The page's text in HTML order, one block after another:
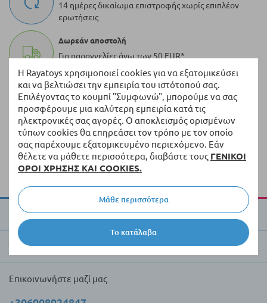
Η Rayatoys χρησιμοποιεί cookies για να εξατομικεύσει
και να βελτιώσει την εμπειρία του ιστότοπού σας.
Επιλέγοντας το κουμπί "Συμφωνώ", μπορούμε να σας
προσφέρουμε μια καλύτερη εμπειρία κατά τις
ηλεκτρονικές σας αγορές. Ο αποκλεισμός ορισμένων
τύπων cookies θα επηρεάσει τον τρόπο με τον οποίο
σας παρέχουμε εξατομικευμένο περιεχόμενο. Εάν
θέλετε να μάθετε περισσότερα, διαβάστε τους ΓΕΝΙΚΟΙ
ΟΡΟΙ ΧΡΗΣΗΣ ΚΑΙ COOKIES.
Το κατάλαβα
Μάθε περισσότερα
14 ημέρες δικαίωμα επιστροφής χωρίς επιπλέον
ερωτήσεις
Δωρεάν αποστολή
Για παραγγελίες άνω των 50 EUR*
100.000+ προϊόντα
Μια ποικιλία από πρωτότυπα προϊόντα πάντα σε
απόθεμα
Γρήγορη διανομή
Παράδοση εντός 5 εργάσιμων ημερών από τα
διαθέσιμα προϊόντα
Για την Raya Toys
Έμποροι και πελάτες
Επικοινωνήστε μαζί μας